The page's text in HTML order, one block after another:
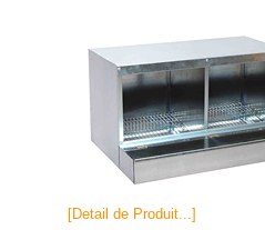
[Detail de Produit...]